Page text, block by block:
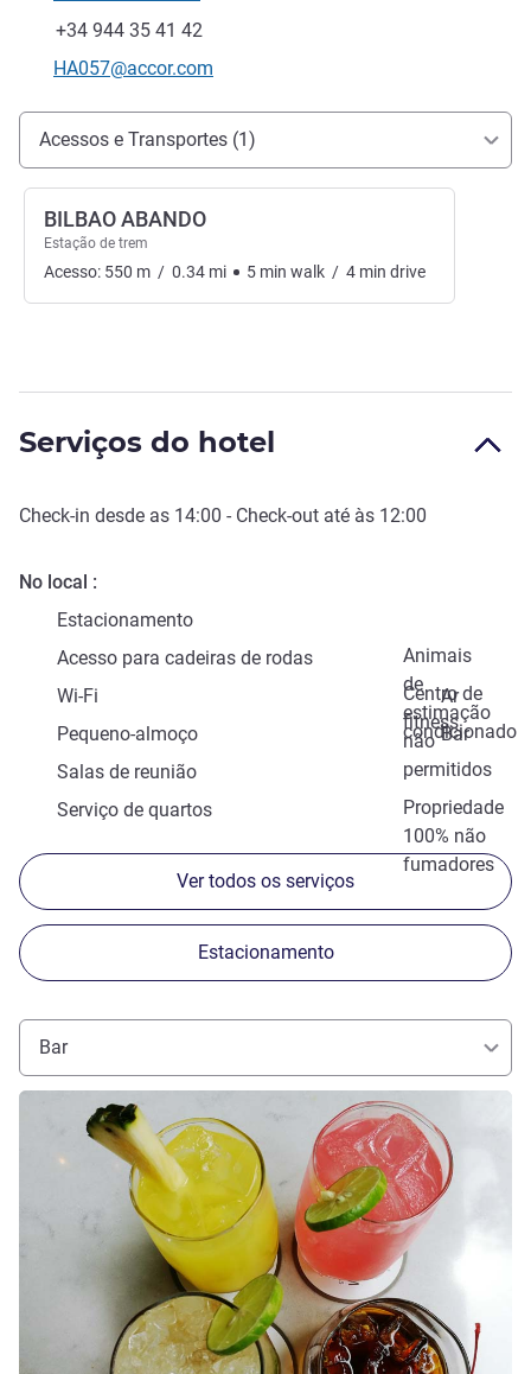
Telefone
Fax
+34 944 35 41 42
E-mail de contacto
HA057@accor.com
Acesso e transporte
Acessos e Transportes (1)
BILBAO ABANDO
Estação de trem
Acesso: 550 m / 0.34 mi 5 min walk / 4 min drive
Serviços do hotel
Check-in desde as 14:00 - Check-out até às 12:00
No local
Estacionamento
Animais
de
estimação
não
permitidos
Acesso para cadeiras de rodas
Centro de
fitness
Wi-Fi
Ar
condicionado
Pequeno-almoço
Bar
Salas de reunião
Propriedade
100% não
fumadores
Serviço de quartos
Ver todos os serviços
Estacionamento
Bar
Ver detalhes